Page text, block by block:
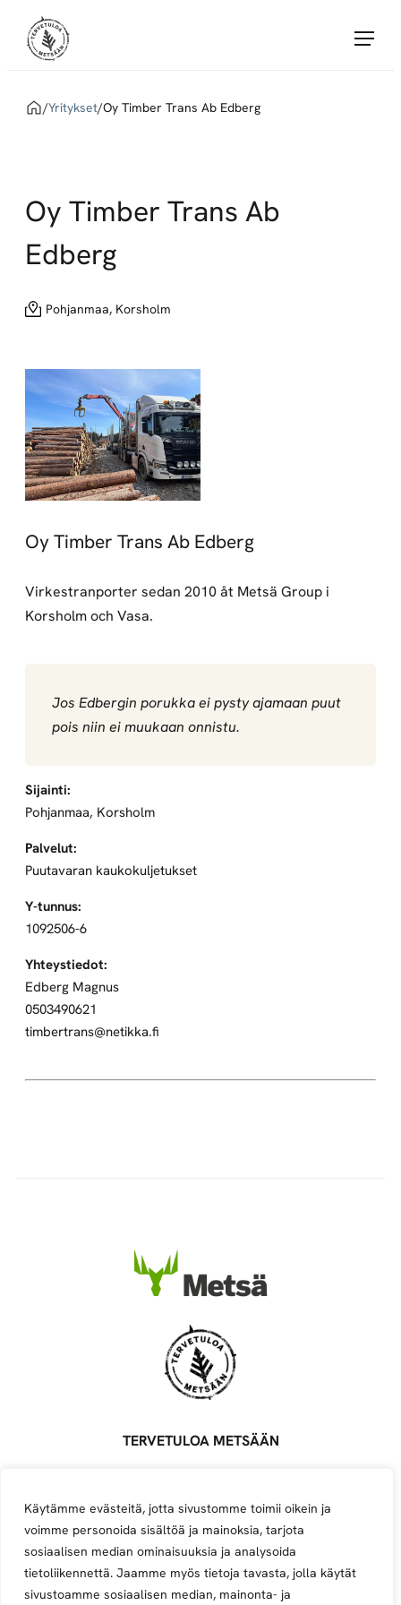
Käytämme evästeitä, jotta sivustomme toimii oikein ja
voimme personoida sisältöä ja mainoksia, tarjota
sosiaalisen median ominaisuuksia ja analysoida
tietoliikennettä. Jaamme myös tietoja tavasta, jolla käytät
sivustoamme sosiaalisen median, mainonta- ja
Siirry
suoraan
Tervetuloa Metsään!
Metsään
yhdistää
Groupin
sopimusyritykset
ja
töitä
Home
/Yritykset/Oy Timber Trans Ab Edberg
Oy Timber Trans Ab
Edberg
Pohjanmaa, Korsholm
Oy Timber Trans Ab Edberg
Virkestranporter sedan 2010 åt Metsä Group i
Korsholm och Vasa.
Jos Edbergin porukka ei pysty ajamaan puut
pois niin ei muukaan onnistu.
Sijainti:
Pohjanmaa, Korsholm
Palvelut:
Puutavaran kaukokuljetukset
Y-tunnus:
1092506-6
Yhteystiedot:
Edberg Magnus
0503490621
timbertrans@netikka.fi
TERVETULOA METSÄÄN
kiinnostuneet.
Avoimet työpaikat
Ilmoita työpaikka Ilmoita yritys
InstagramFacebook YouTube